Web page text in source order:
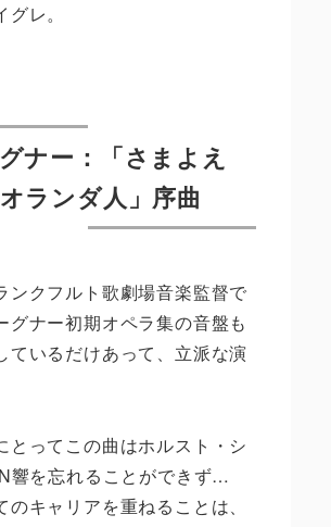
レ。
ナー：「さまよえ
ランダ人」序曲
ンクフルト歌劇場音楽監督で
グナー初期オペラ集の音盤も
ているだけあって、立派な演
とってこの曲はホルスト・シ
響を忘れることができず…
のキャリアを重ねることは、